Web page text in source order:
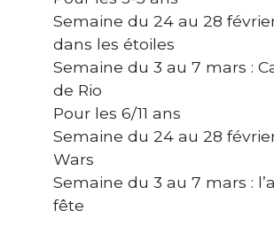
Semaine du 24 au 28
dans les étoiles
Semaine du 3 au 7 mars :
de Rio
Pour les 6/11 ans
Semaine du 24 au 28
Wars
Semaine du 3 au 7 mars :
fête